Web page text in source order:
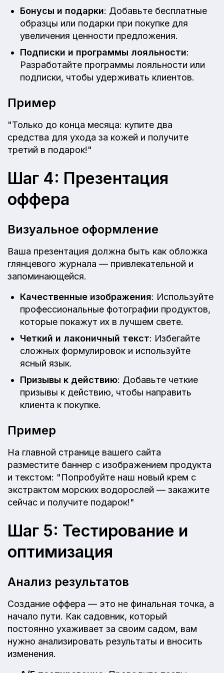
Бонусы и подарки: Добавьте бесплатные
образцы или подарки при покупке для
увеличения ценности предложения.
Подписки и программы лояльности:
Разработайте программы лояльности или
подписки, чтобы удерживать клиентов.
Пример
"Только до конца месяца: купите два
средства для ухода за кожей и получите
третий в подарок!"
Шаг 4: Презентация
оффера
Визуальное оформление
Ваша презентация должна быть как обложка
глянцевого журнала — привлекательной и
запоминающейся.
Качественные изображения: Используйте
профессиональные фотографии продуктов,
которые покажут их в лучшем свете.
Четкий и лаконичный текст: Избегайте
сложных формулировок и используйте
ясный язык.
Призывы к действию: Добавьте четкие
призывы к действию, чтобы направить
клиента к покупке.
Пример
На главной странице вашего сайта
разместите баннер с изображением продукта
и текстом: "Попробуйте наш новый крем с
экстрактом морских водорослей — закажите
сейчас и получите подарок!"
Шаг 5: Тестирование и
оптимизация
Анализ результатов
Создание оффера — это не финальная точка, а
начало пути. Как садовник, который
постоянно ухаживает за своим садом, вам
нужно анализировать результаты и вносить
изменения.